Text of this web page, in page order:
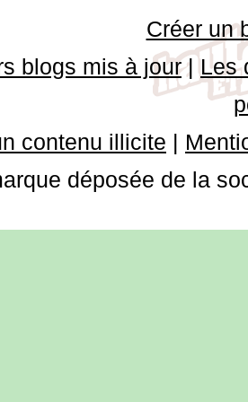
Créer un
blogs mis à jour|Les
contenu illicite |
déposée de la